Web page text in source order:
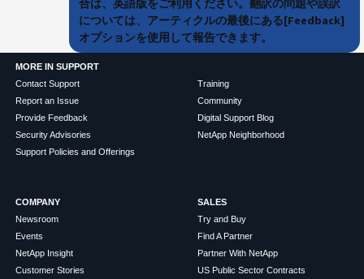
合は、英語版をご利用ください。翻訳の問題や誤訳
については、アーティクルの最後にある[Feedback]
オプションを使用して報告できます。
MORE IN SUPPORT
Contact Support
Report an Issue
Provide Feedback
Security Advisories
Support Policies and Offerings
Training
Community
Digital Support Blog
NetApp Neighborhood
COMPANY
Newsroom
Events
NetApp Insight
Customer Stories
SALES
Try and Buy
Find A Partner
Partner With NetApp
US Public Sector Contracts